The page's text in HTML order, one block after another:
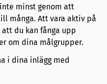
minst genom att
många. Att vara aktiv på
du kan fånga upp
om dina målgrupper.
i dina inlägg med